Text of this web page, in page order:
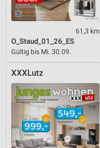
61,3 km
O_Staud_01_26_ES
Gültig bis Mi. 30.09.
XXXLutz